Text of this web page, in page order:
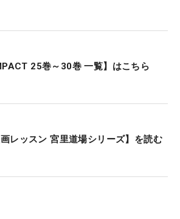
25巻～30巻 一覧】はこちら
画レッスン 宮里道場シリーズ】を読む